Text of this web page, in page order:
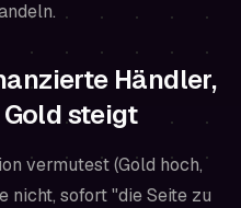
Händler,
steigt
vermutest (Gold hoch,
nicht, sofort "die Seite zu